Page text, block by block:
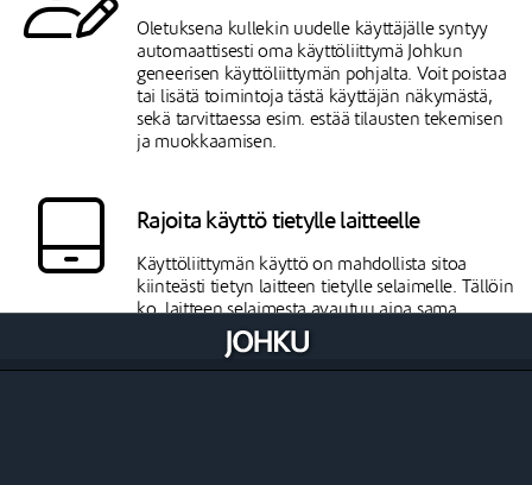
Oletuksena kullekin uudelle käyttäjälle syntyy
automaattisesti oma käyttöliittymä Johkun
geneerisen käyttöliittymän pohjalta. Voit poistaa
tai lisätä toimintoja tästä käyttäjän näkymästä,
sekä tarvittaessa esim. estää tilausten tekemisen
ja muokkaamisen.
Rajoita käyttö tietylle laitteelle
Käyttöliittymän käyttö on mahdollista sitoa
kiinteästi tietyn laitteen tietylle selaimelle. Tällöin
ko. laitteen selaimesta avautuu aina sama
Johkun näkymä riippumatta siitä millä
käyttäjätunnuksella kirjaudutaan sisään.